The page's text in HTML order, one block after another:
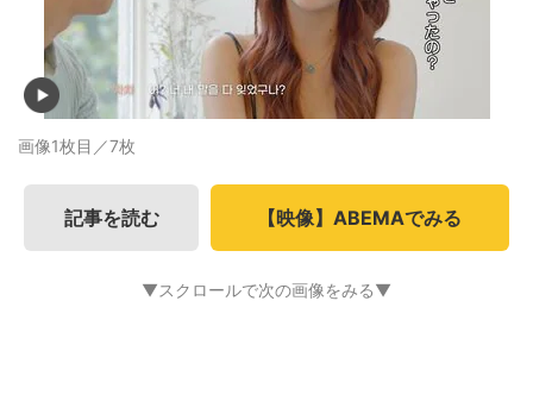
画像1枚目／7枚
記事を読む 【映像】ABEMAでみる
▼スクロールで次の画像をみる▼